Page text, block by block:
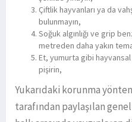
Çiftlik hayvanları ya da
bulunmayın,
Soğuk algınlığı ve grip
metreden daha yakın
Et, yumurta gibi
pişirin,
Yukarıdaki korunma
tarafından paylaşılan